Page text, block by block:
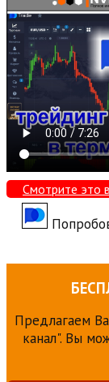
Смотрите это
Предлагаем
канал". Вы